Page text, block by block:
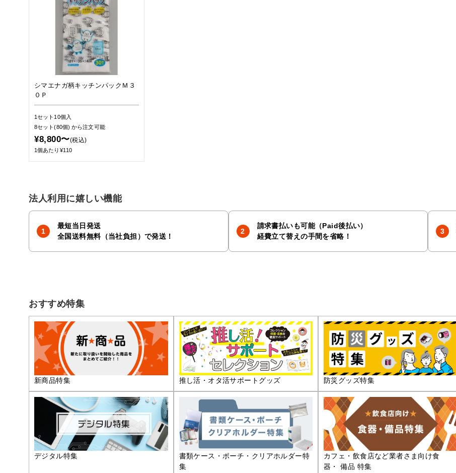
シマエナガ柄キッチンパックＭ３
０Ｐ
1セット10個入
8セット(80個)から注文可能
¥8,800〜(税込)
1個あたり¥110
法人利用に嬉しい機能
最短当日発送
全国送料無料（当社負担）で発送！
請求書払いも可能（Paid後払い）
経費立て替えの手間を省略！
おすすめ特集
新商品特集 推し活・オタ活サポートグッズ 防災グッズ特集
デジタル特集
書類ケース・ポーチ・クリアホルダー特
集
カフェ・飲食店など業者さま向け食
器・ 備品 特集